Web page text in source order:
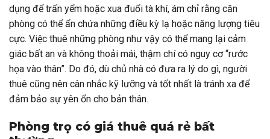
dụng để trấn yểm hoặc xua đuổi tà khí, ám chỉ rằng căn
phòng có thể ẩn chứa những điều kỳ lạ hoặc năng lượng tiêu
cực. Việc thuê những phòng như vậy có thể mang lại cảm
giác bất an và không thoải mái, thậm chí có nguy cơ “rước
họa vào thân”. Do đó, dù chủ nhà có đưa ra lý do gì, người
thuê cũng nên cân nhắc kỹ lưỡng và tốt nhất là tránh xa để
đảm bảo sự yên ổn cho bản thân.
Phòng trọ có giá thuê quá rẻ bất